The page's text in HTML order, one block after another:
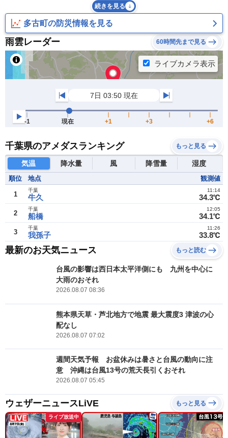
続きを見る
多古町の防災情報を見る
雨雲レーダー 60時間先まで見る
千葉県のアメダスランキング もっと見る
気温 降水量 風 降雪量 湿度
順位 地点 観測値
1 牛久
千葉
34.3℃
11:14
2 船橋
千葉
34.1℃
12:05
3 我孫子
千葉
33.8℃
11:26
最新のお天気ニュース もっと読む
台風の影響は西日本太平洋側にも 九州を中心に
大雨のおそれ
2026.08.07 08:36
熊本県天草・芦北地方で地震 最大震度3 津波の心
配なし
2026.08.07 07:02
週間天気予報 お盆休みは暑さと台風の動向に注
意 沖縄は台風13号の荒天長引くおそれ
2026.08.07 05:45
ウェザーニュースLiVE もっと見る
ライブ放送中